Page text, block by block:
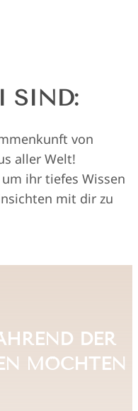
SIND:
von
aller Welt!
ihr tiefes Wissen
mit dir zu
DER
MÖCHTEN